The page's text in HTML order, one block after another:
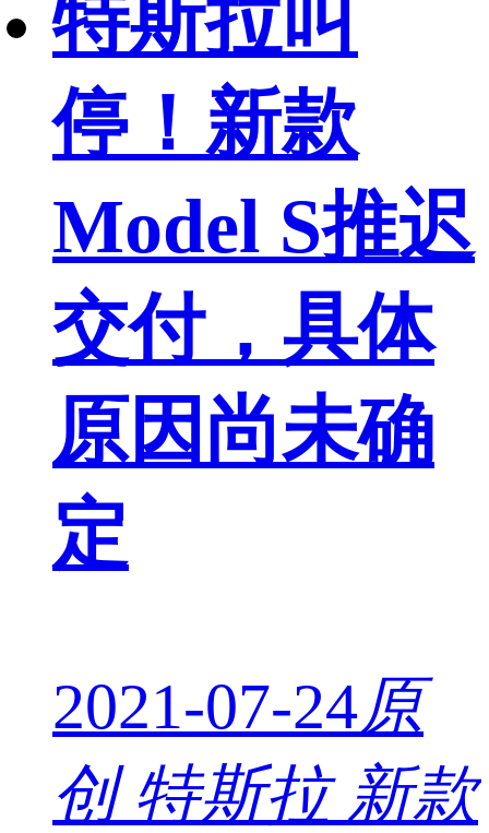
特斯拉叫
停！新款
Model S推迟
交付，具体
原因尚未确
定
2021-07-24原
创 特斯拉 新款